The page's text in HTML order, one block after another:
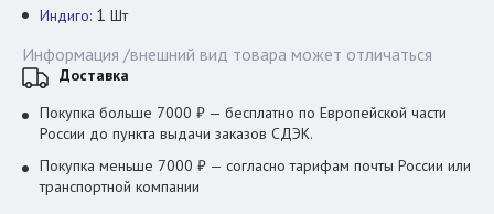
Индиго: 1 Шт
Информация /внешний вид товара может отличаться
Доставка
Покупка больше 7000 ₽ — бесплатно по Европейской части
России до пункта выдачи заказов СДЭК.
Покупка меньше 7000 ₽ — согласно тарифам почты России или
транспортной компании